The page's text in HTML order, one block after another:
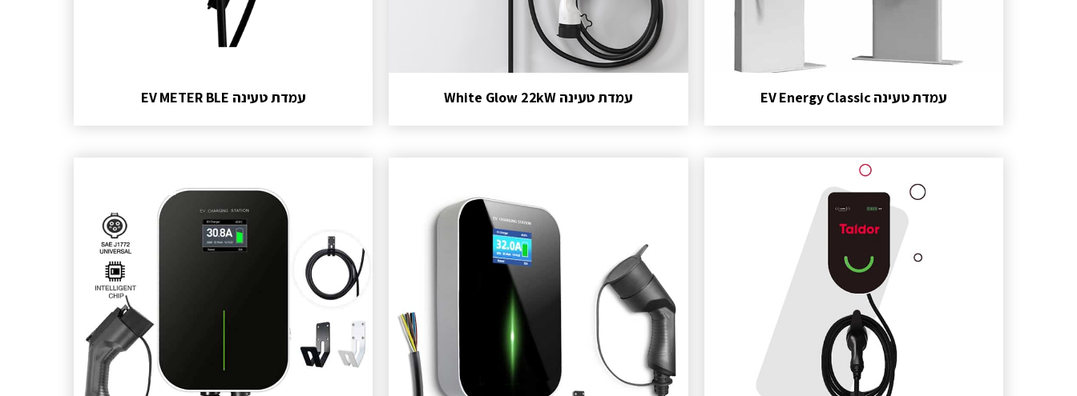
עמדת טעינה EV Energy Classic עמדת טעינה White Glow 22kW עמדת טעינה EV METER BLE